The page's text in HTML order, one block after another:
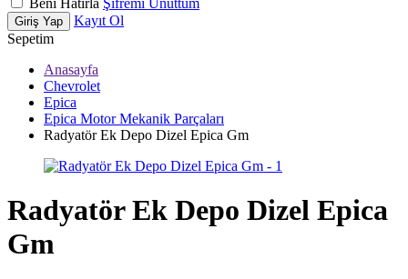
Beni Hatırla Şifremi Unuttum
Giriş Yap
Kayıt Ol
Sepetim
Anasayfa
Chevrolet
Epica
Epica Motor Mekanik Parçaları
Radyatör Ek Depo Dizel Epica Gm
Radyatör Ek Depo Dizel Epica
Gm